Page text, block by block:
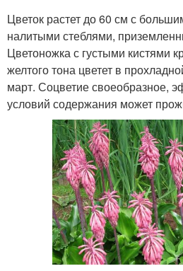
Цветок растет до 60 см с
налитыми стеблями,
Цветоножка с густыми кистями
желтого тона цветет в
март. Соцветие своеобразное,
условий содержания может